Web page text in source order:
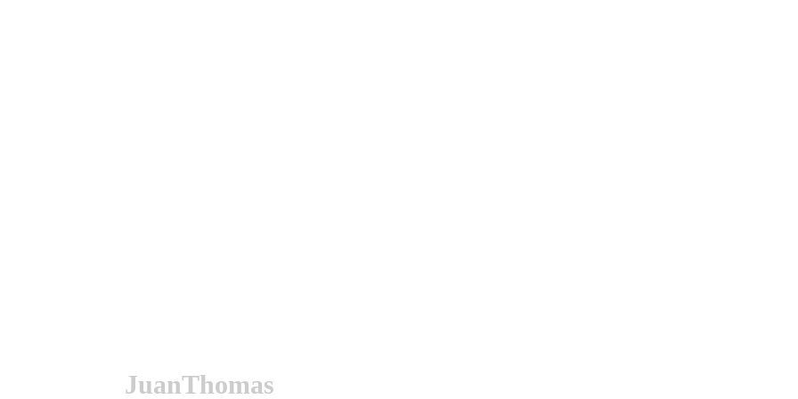
JuanThomas